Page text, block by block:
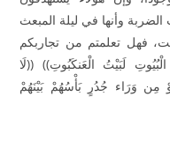
وأنها في ليلة المبعث
فهل تعلمتم من تجاربكم
لَبَيْتُ الْعَنكَبُوتِ)) ((لَا
مِن وَرَاء جُدُرٍ بَأْسُهُمْ بَيْنَهُمْ